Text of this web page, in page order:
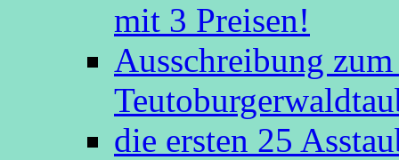
mit 3 Preisen!
Ausschreibung
die ersten 25